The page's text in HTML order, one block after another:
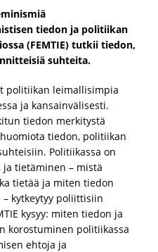
tiedon ja politiikan
(FEMTIE) tutkii tiedon,
suhteita.
politiikan leimallisimpia
ja kansainvälisesti.
tiedon merkitystä
tiedon, politiikan
Politiikassa on
ja tietäminen – mistä
tietää ja miten tiedon
kytkeytyy poliittisiin
kysyy: miten tiedon ja
korostuminen politiikassa
ehtoja ja